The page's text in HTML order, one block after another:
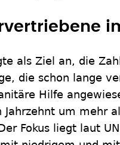
als Ziel an, die
die schon lange
Hilfe
Jahrzehnt um mehr
Fokus liegt laut